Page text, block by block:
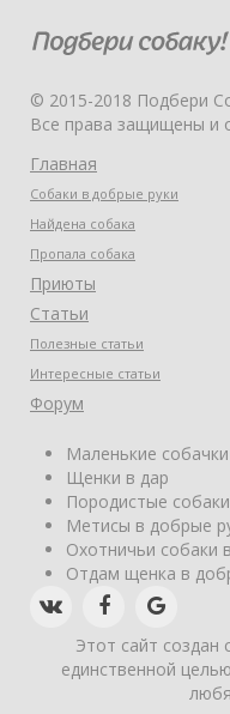
© 2015-2018 Подбери
Все права защищены и
Главная
Собаки в добрые руки
Найдена собака
Пропала собака
Приюты
Статьи
Полезные статьи
Интересные статьи
Форум
Маленькие
Щенки в дар
Породистые
Метисы в добрые
Охотничьи собаки
Отдам щенка в
Этот сайт создан
единственной